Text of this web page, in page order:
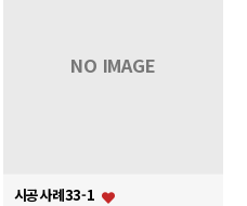
NO IMAGE
시공사례33-1